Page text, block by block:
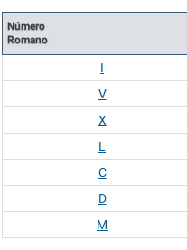
Número
Romano
I
V
X
L
C
D
M